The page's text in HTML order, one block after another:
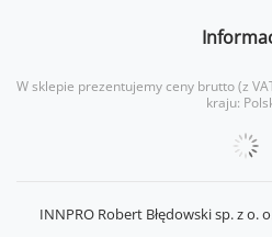
W sklepie prezentujemy ceny brutto (z
kraju:
INNPRO Robert Błędowski sp. z o.